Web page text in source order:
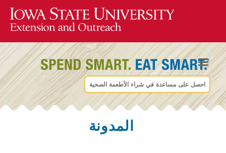
احصل على مساعدة في شراء الأطعمة الصحية
المدونة